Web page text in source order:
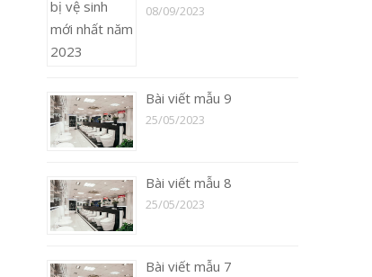
08/09/2023
Bài viết mẫu 9
25/05/2023
Bài viết mẫu 8
25/05/2023
Bài viết mẫu 7